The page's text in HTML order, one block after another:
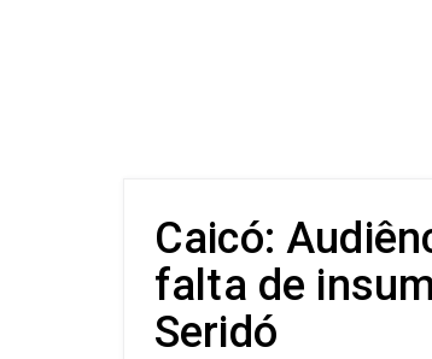
Caicó:
falta de
Seridó